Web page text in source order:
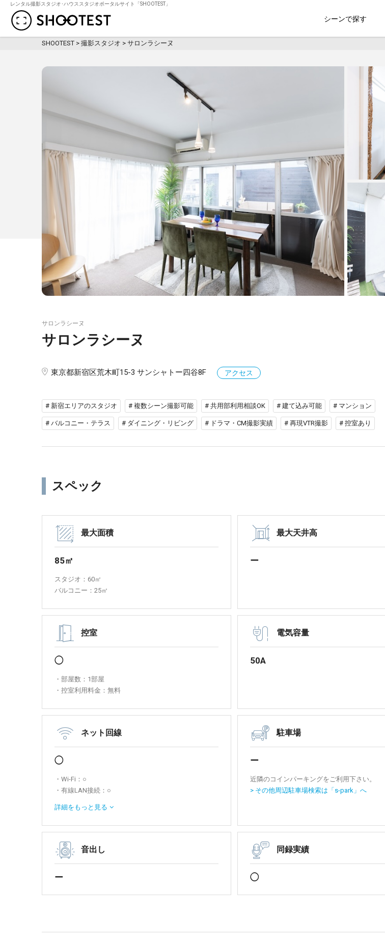
レンタル撮影スタジオ･ハウススタジオポータルサイト「SHOOTEST」
シーンで探す
SHOOTEST > 撮影スタジオ > サロンラシーヌ
サロンラシーヌ
サロンラシーヌ
東京都新宿区荒木町15-3 サンシャトー四谷8F アクセス
# 新宿エリアのスタジオ # 複数シーン撮影可能 # 共用部利用相談OK # 建て込み可能 # マンション
# バルコニー・テラス # ダイニング・リビング # ドラマ・CM撮影実績 # 再現VTR撮影 # 控室あり
スペック
最大面積
85㎡
スタジオ：60㎡
バルコニー：25㎡
最大天井高
ー
控室
◯
・部屋数：1部屋
・控室利用料金：無料
電気容量
50A
ネット回線
◯
・Wi-Fi：○
・有線LAN接続：○
線）
詳細を もっと見る
駐車場
ー
近隣のコインパーキングをご利用下さい。
> その他周辺駐車場検索は「s-park」へ
音出し
ー
同録実績
◯